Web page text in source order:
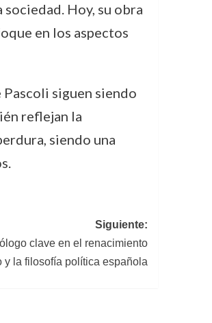
Hoy, su obra
en los aspectos
siguen siendo
reflejan la
siendo una
Siguiente:
clave en el renacimiento
y la filosofía política española